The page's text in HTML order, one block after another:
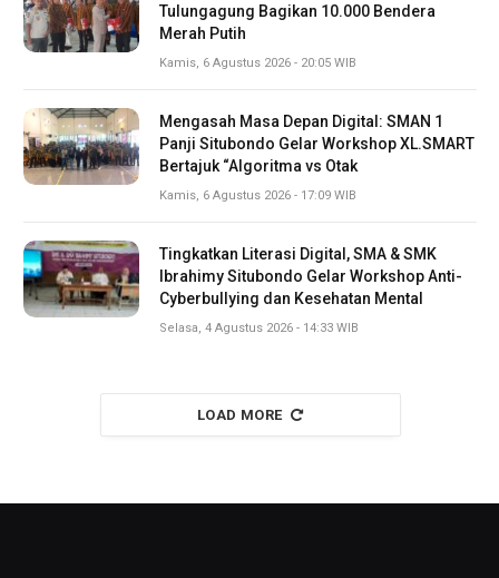
Tulungagung Bagikan 10.000 Bendera
Merah Putih
Kamis, 6 Agustus 2026 - 20:05 WIB
Mengasah Masa Depan Digital: SMAN 1
Panji Situbondo Gelar Workshop XL.SMART
Bertajuk “Algoritma vs Otak
Kamis, 6 Agustus 2026 - 17:09 WIB
Tingkatkan Literasi Digital, SMA & SMK
Ibrahimy Situbondo Gelar Workshop Anti-
Cyberbullying dan Kesehatan Mental
Selasa, 4 Agustus 2026 - 14:33 WIB
LOAD MORE